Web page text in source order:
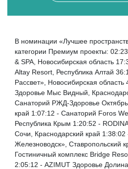
В номинации «Лучшее
категории Премиум проекты:
& SPA, Новосибирская область
Altay Resort, Республика Алтай
Рассвет», Новосибирская
Здоровье Мыс Видный,
Санаторий РЖД-Здоровье
край 1:07:12 - Санаторий Foros
Республика Крым 1:20:52 -
Сочи, Краснодарский край
Железноводск», Ставропольский
Гостиничный комплекс Bridge
2:05:12 - AZIMUT Здоровье